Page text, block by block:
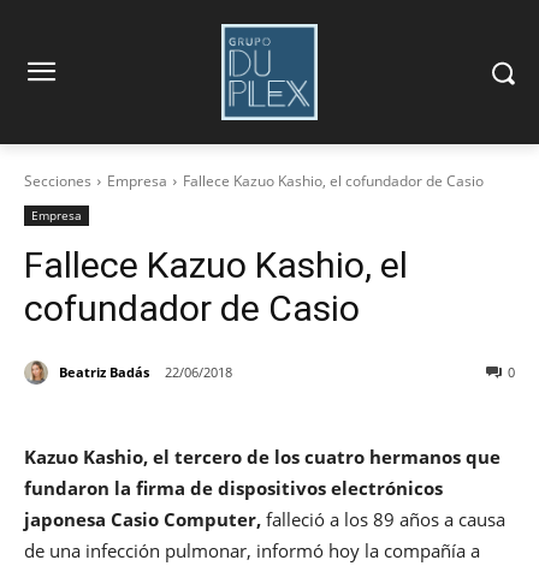
Secciones Empresa Fallece Kazuo Kashio, el cofundador de Casio
Empresa
Fallece Kazuo Kashio, el
cofundador de Casio
Beatriz Badás 22/06/2018 0
Kazuo Kashio, el tercero de los cuatro hermanos que
fundaron la firma de dispositivos electrónicos
japonesa Casio Computer, falleció a los 89 años a causa
de una infección pulmonar, informó hoy la compañía a